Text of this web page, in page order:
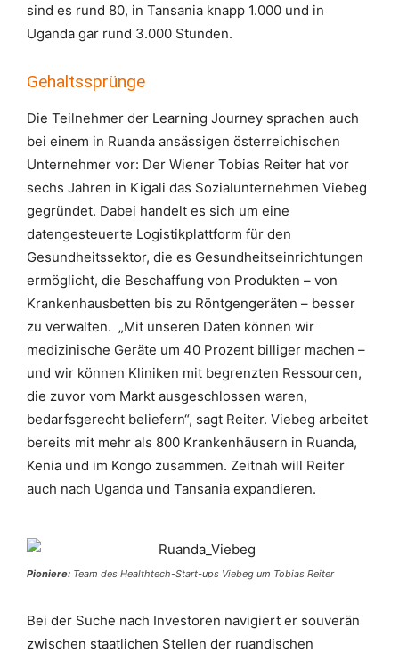
sind es rund 80, in Tansania knapp 1.000 und in
Uganda gar rund 3.000 Stunden.
Gehaltssprünge
Die Teilnehmer der Learning Journey sprachen auch
bei einem in Ruanda ansässigen österreichischen
Unternehmer vor: Der Wiener Tobias Reiter hat vor
sechs Jahren in Kigali das Sozialunternehmen Viebeg
gegründet. Dabei handelt es sich um eine
datengesteuerte Logistikplattform für den
Gesundheitssektor, die es Gesundheitseinrichtungen
ermöglicht, die Beschaffung von Produkten – von
Krankenhausbetten bis zu Röntgengeräten – besser
zu verwalten. „Mit unseren Daten können wir
medizinische Geräte um 40 Prozent billiger machen –
und wir können Kliniken mit begrenzten Ressourcen,
die zuvor vom Markt ausgeschlossen waren,
bedarfsgerecht beliefern“, sagt Reiter. Viebeg arbeitet
bereits mit mehr als 800 Krankenhäusern in Ruanda,
Kenia und im Kongo zusammen. Zeitnah will Reiter
auch nach Uganda und Tansania expandieren.
Pioniere: Team des Healthtech-Start-ups Viebeg um Tobias Reiter
Bei der Suche nach Investoren navigiert er souverän
zwischen staatlichen Stellen der ruandischen